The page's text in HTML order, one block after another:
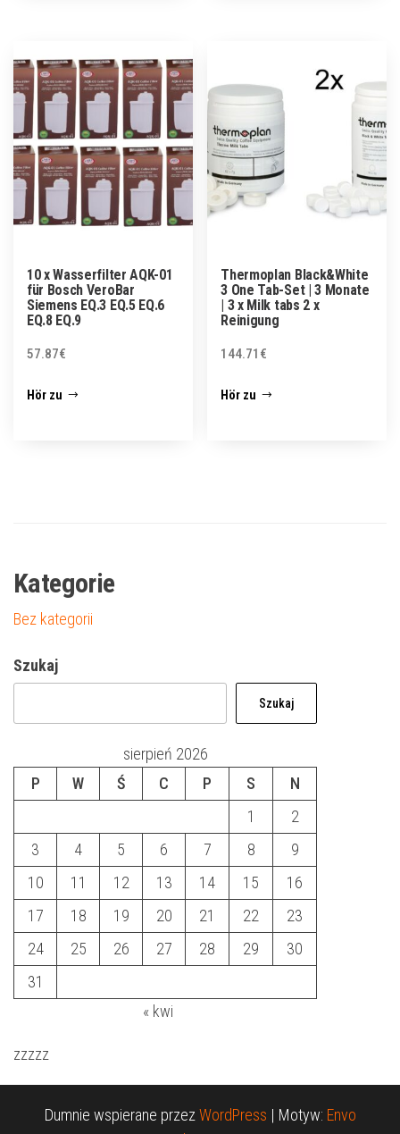
10 x Wasserfilter AQK-01
für Bosch VeroBar
Siemens EQ.3 EQ.5 EQ.6
EQ.8 EQ.9
57.87€
Hör zu
Thermoplan Black&White
3 One Tab-Set | 3 Monate
| 3 x Milk tabs 2 x
Reinigung
144.71 €
Hör zu
Kategorie
Bez kategorii
Szukaj
Szukaj
sierpień 2026
P
W Ś C P S
N
1
2
3
4 5 6 7 8
9
10
11 12 13 14 15
16
17
18 19 20 21 22
23
24
25 26 27 28 29
30
31
« kwi
zzzzz
Dumnie wspierane przez WordPress | Motyw: Envo